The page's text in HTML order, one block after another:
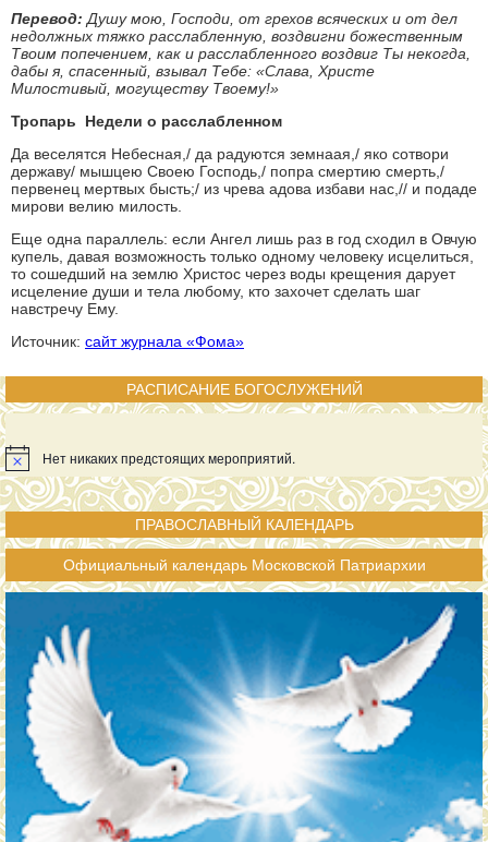
Перевод: Душу мою, Господи, от грехов всяческих и от дел
недолжных тяжко расслабленную, воздвигни божественным
Твоим попечением, как и расслабленного воздвиг Ты некогда,
дабы я, спасенный, взывал Тебе: «Слава, Христе
Милостивый, могуществу Твоему!»
Тропарь Недели о расслабленном
Да веселятся Небесная,/ да pадуются земнаая,/ яко сотвоpи
деpжаву/ мышцею Своею Господь,/ попpа смеpтию смеpть,/
пеpвенец меpтвых бысть;/ из чpева адова избави нас,// и подаде
миpови велию милость.
Еще одна параллель: если Ангел лишь раз в год сходил в Овчую
купель, давая возможность только одному человеку исцелиться,
то сошедший на землю Христос через воды крещения дарует
исцеление души и тела любому, кто захочет сделать шаг
навстречу Ему.
Источник: сайт журнала «Фома»
РАСПИСАНИЕ БОГОСЛУЖЕНИЙ
Нет никаких предстоящих мероприятий.
ПРАВОСЛАВНЫЙ КАЛЕНДАРЬ
Официальный календарь Московской Патриархии